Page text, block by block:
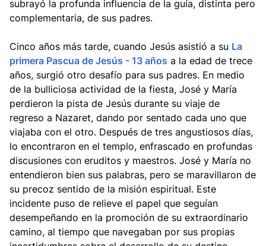
subrayó la profunda influencia de la guía, distinta pero
complementaria, de sus padres.
Cinco años más tarde, cuando Jesús asistió a su La
primera Pascua de Jesús - 13 años a la edad de trece
años, surgió otro desafío para sus padres. En medio
de la bulliciosa actividad de la fiesta, José y María
perdieron la pista de Jesús durante su viaje de
regreso a Nazaret, dando por sentado cada uno que
viajaba con el otro. Después de tres angustiosos días,
lo encontraron en el templo, enfrascado en profundas
discusiones con eruditos y maestros. José y María no
entendieron bien sus palabras, pero se maravillaron de
su precoz sentido de la misión espiritual. Este
incidente puso de relieve el papel que seguían
desempeñando en la promoción de su extraordinario
camino, al tiempo que navegaban por sus propias